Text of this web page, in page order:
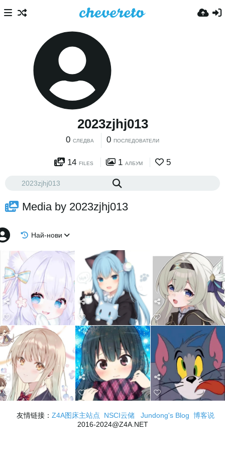
2023zjhj013
0 СЛЕДВА 0 ПОСЛЕДОВАТЕЛИ
14 FILES 1 АЛБУМ 5
Media by 2023zjhj013
Най-нови
友情链接： Z4A图床主站点 NSCI云储 Jundong's Blog 博客说
2016-2024@Z4A.NET